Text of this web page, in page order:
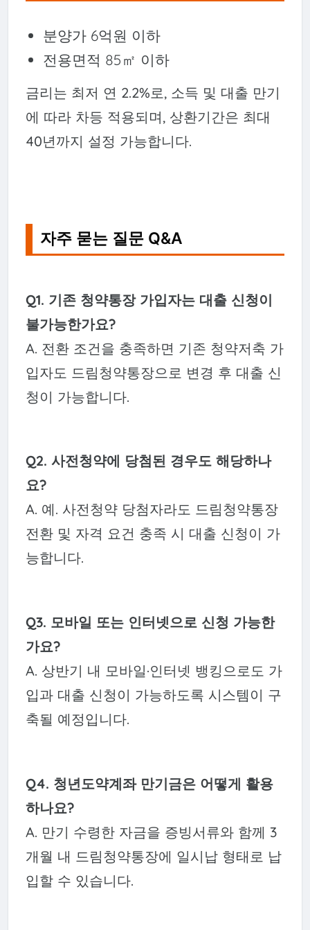
분양가 6억원 이하
전용면적 85㎡ 이하
금리는 최저 연 2.2%로, 소득 및 대출 만기
에 따라 차등 적용되며, 상환기간은 최대
40년까지 설정 가능합니다.
자주 묻는 질문 Q&A
Q1. 기존 청약통장 가입자는 대출 신청이
불가능한가요?
A. 전환 조건을 충족하면 기존 청약저축 가
입자도 드림청약통장으로 변경 후 대출 신
청이 가능합니다.
Q2. 사전청약에 당첨된 경우도 해당하나
요?
A. 예. 사전청약 당첨자라도 드림청약통장
전환 및 자격 요건 충족 시 대출 신청이 가
능합니다.
Q3. 모바일 또는 인터넷으로 신청 가능한
가요?
A. 상반기 내 모바일·인터넷 뱅킹으로도 가
입과 대출 신청이 가능하도록 시스템이 구
축될 예정입니다.
Q4. 청년도약계좌 만기금은 어떻게 활용
하나요?
A. 만기 수령한 자금을 증빙서류와 함께 3
개월 내 드림청약통장에 일시납 형태로 납
입할 수 있습니다.